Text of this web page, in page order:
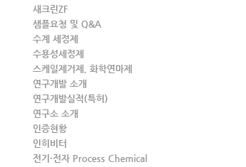
새크린ZF
샘플요청 및 Q&A
수계 세정제
수용성세정제
스케일제거제, 화학연마제
연구개발 소개
연구개발실적(특허)
연구소 소개
인증현황
인히비터
전기·전자 Process Chemical